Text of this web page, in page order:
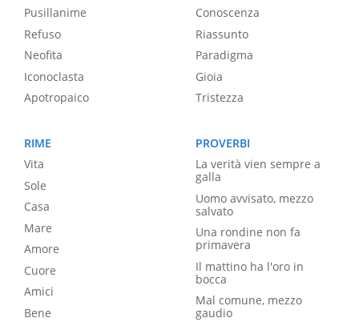
Pusillanime
Refuso
Neofita
Iconoclasta
Apotropaico
Conoscenza
Riassunto
Paradigma
Gioia
Tristezza
RIME
Vita
Sole
Casa
Mare
Amore
Cuore
Amici
Bene
PROVERBI
La verità vien sempre a
galla
Uomo avvisato, mezzo
salvato
Una rondine non fa
primavera
Il mattino ha l'oro in
bocca
Mal comune, mezzo
gaudio